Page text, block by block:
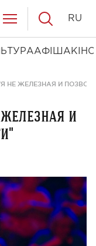
АФІША КІНО
RU
НЕ ЖЕЛЕЗНАЯ И
и